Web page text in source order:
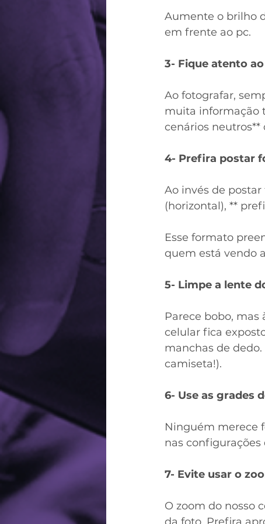
Aumente o brilho
em frente ao pc.
3- Fique atento
Ao fotografar,
muita informação
cenários neutros**
4- Prefira postar
Ao invés de
(horizontal), **
Esse formato
quem está vendo
5- Limpe a lente
Parece bobo, mas
celular fica
manchas de
camiseta!).
6- Use as grades
Ninguém merece
nas configurações
7- Evite usar o
O zoom do nosso